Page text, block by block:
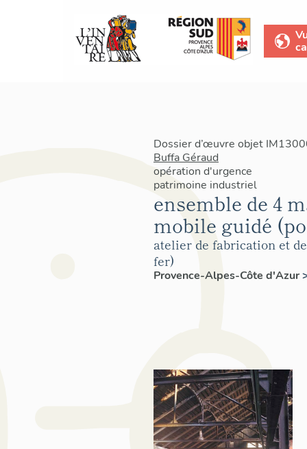
Dossier d’œuvre objet
Buffa Géraud
opération d'urgence
patrimoine industriel
ensemble de 4
mobile guidé
atelier de fabrication et
fer)
Provence-Alpes-Côte d'Azur